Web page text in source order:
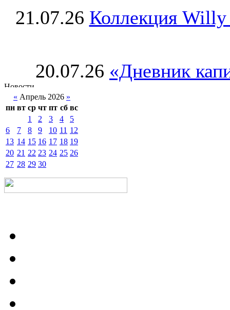
21.07.26 Коллекция Willy
20.07.26 «Дневник
« Апрель 2026 »
пн вт ср чт пт сб вс
1
2 3 4
5
6
7 8 9 10 11 12
13 14 15 16 17 18 19
20 21 22 23 24 25 26
27 28 29 30